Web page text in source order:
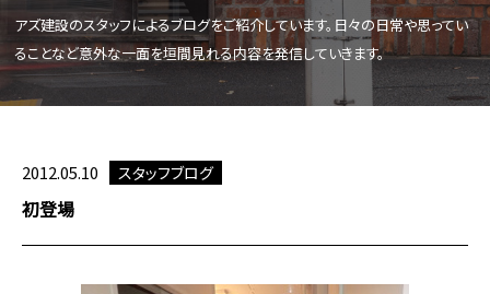
アズ建設のスタッフによるブログをご紹介しています。日々の日常や思ってい
ることなど意外な一面を垣間見れる内容を発信していきます。
2012.05.10 スタッフブログ
初登場